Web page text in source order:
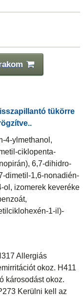
tükörre
4-ylmethanol,
ciklopenta-
6,7-dihidro-
dimetil-1,6-nonadién-
ol, izomerek keveréke
1-il)-
Allergiás
okoz. H411
károsodást okoz.
Kerülni kell az